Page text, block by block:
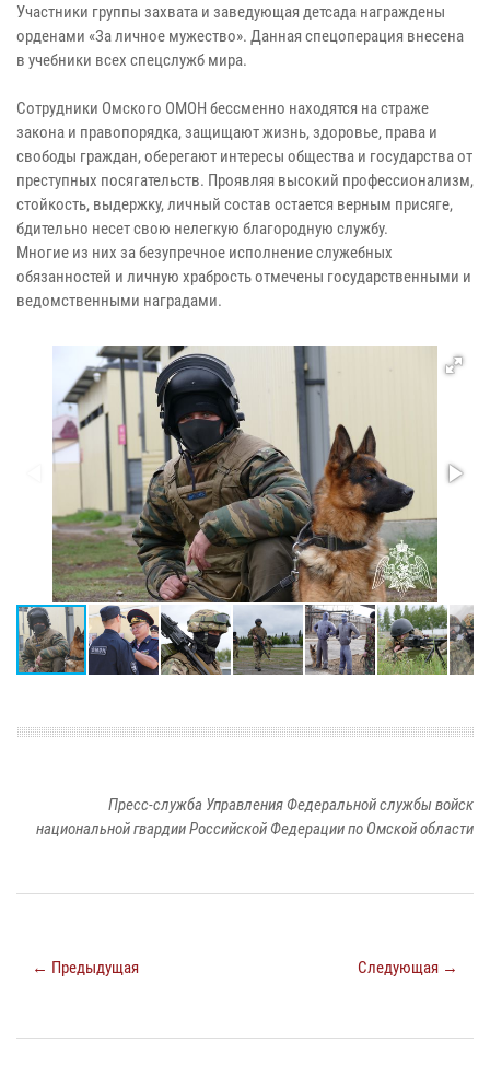
Участники группы захвата и заведующая детсада награждены
орденами «За личное мужество». Данная спецоперация внесена
в учебники всех спецслужб мира.
Сотрудники Омского ОМОН бессменно находятся на страже
закона и правопорядка, защищают жизнь, здоровье, права и
свободы граждан, оберегают интересы общества и государства от
преступных посягательств. Проявляя высокий профессионализм,
стойкость, выдержку, личный состав остается верным присяге,
бдительно несет свою нелегкую благородную службу.
Многие из них за безупречное исполнение служебных
обязанностей и личную храбрость отмечены государственными и
ведомственными наградами.
Пресс-служба Управления Федеральной службы войск
национальной гвардии Российской Федерации по Омской области
← Предыдущая Следующая →